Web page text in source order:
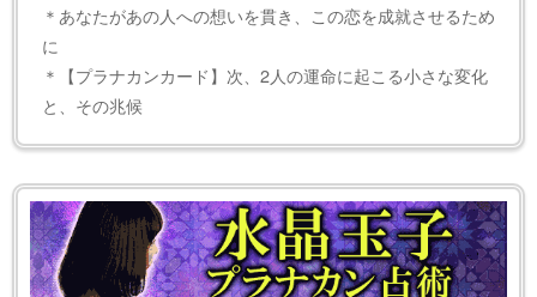
＊あなたがあの人への想いを貫き、この恋を成就させるため
に
＊【プラナカンカード】次、2人の運命に起こる小さな変化
と、その兆候